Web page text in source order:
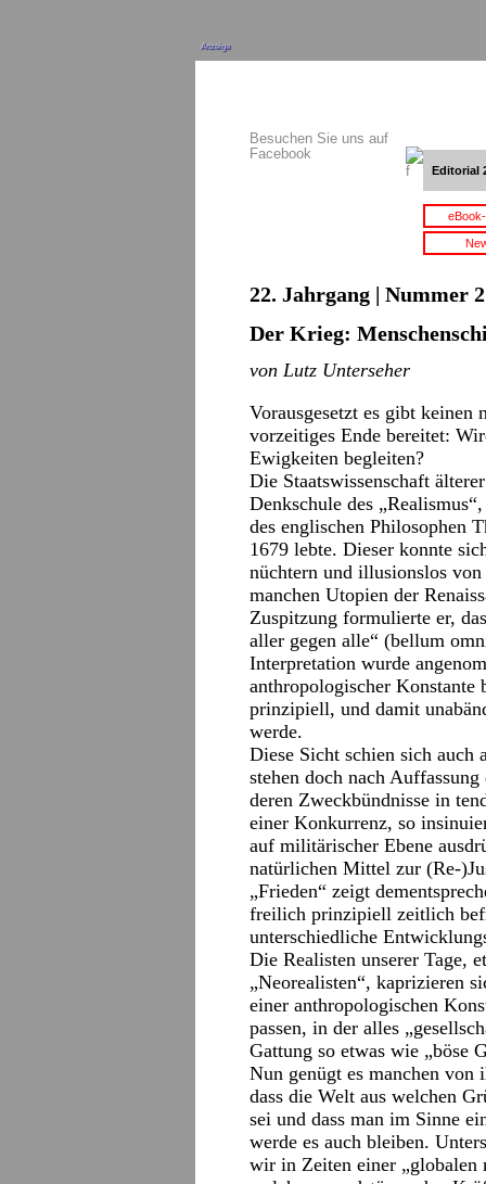
Anzeige
Besuchen Sie uns auf
Facebook
Editorial
22. Jahrgang | Nummer
Der Krieg:
von Lutz Unterseher
Vorausgesetzt es gibt keinen
vorzeitiges Ende bereitet:
Ewigkeiten begleiten?
Die Staatswissenschaft
Denkschule des
des englischen Philosophen
1679 lebte. Dieser konnte
nüchtern und illusionslos
manchen Utopien der
Zuspitzung formulierte er,
aller gegen alle“ (bellum
Interpretation wurde
anthropologischer Konstante
prinzipiell, und damit
werde.
Diese Sicht schien sich auch
stehen doch nach
deren Zweckbündnisse in
einer Konkurrenz, so
auf militärischer Ebene
natürlichen Mittel zur (Re-
„Frieden“ zeigt
freilich prinzipiell zeitlich
unterschiedliche
Die Realisten unserer Tage,
„Neorealisten“, kaprizieren
einer anthropologischen
passen, in der alles
Gattung so etwas wie „böse
Nun genügt es manchen
dass die Welt aus welchen
sei und dass man im Sinne
werde es auch bleiben.
wir in Zeiten einer